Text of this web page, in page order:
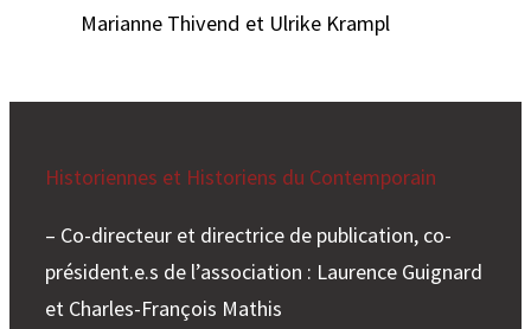
Marianne Thivend et Ulrike Krampl
Historiennes et Historiens du Contemporain
– Co-directeur et directrice de publication, co-
président.e.s de l’association : Laurence Guignard
et Charles-François Mathis